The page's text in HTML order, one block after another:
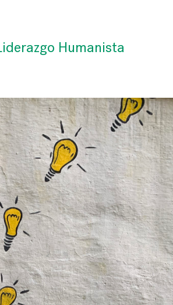
Humanista